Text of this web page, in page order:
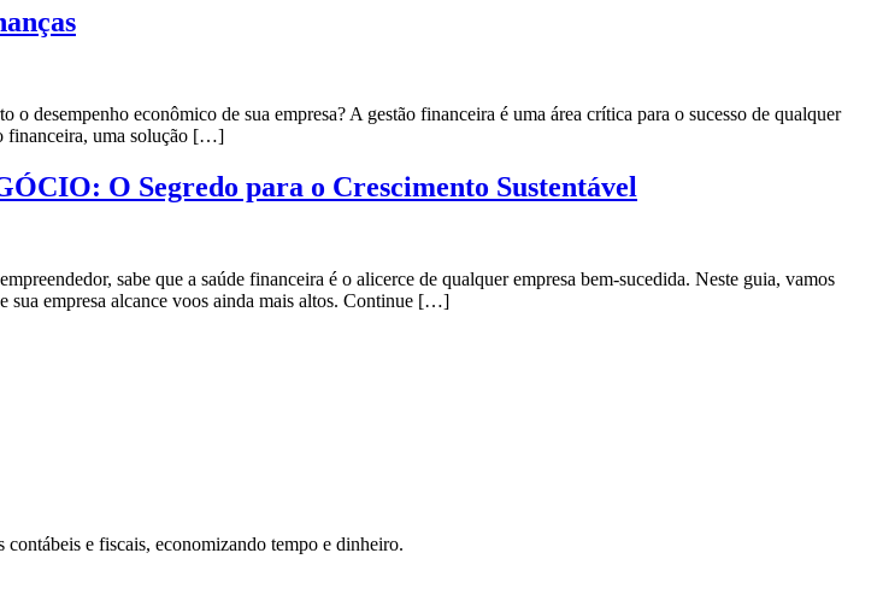
desempenho econômico de sua empresa? A gestão financeira é uma área crítica para o sucesso de qualquer
financeira, uma solução […]
O Segredo para o Crescimento Sustentável
sabe que a saúde financeira é o alicerce de qualquer empresa bem-sucedida. Neste guia, vamos
sua empresa alcance voos ainda mais altos. Continue […]
e fiscais, economizando tempo e dinheiro.